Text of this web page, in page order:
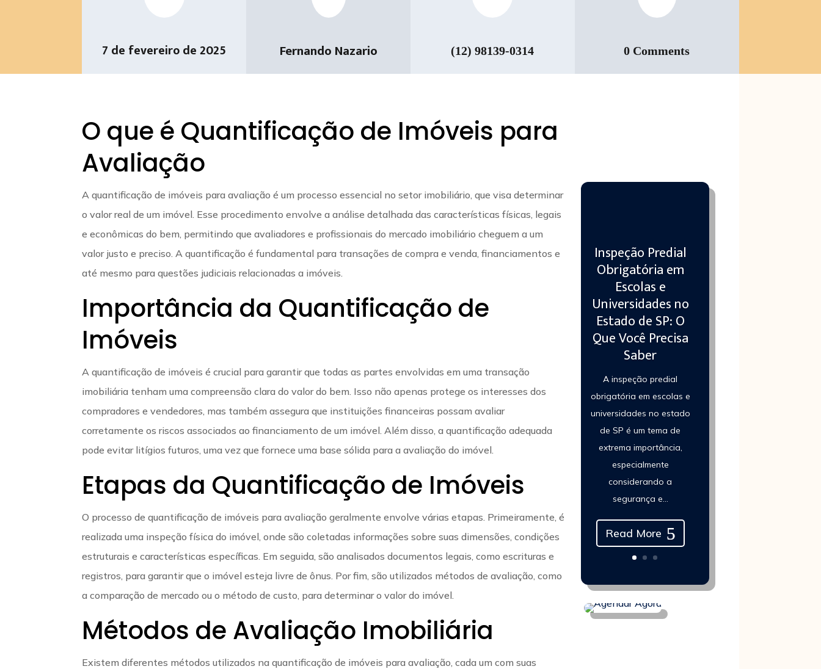
7 de fevereiro de 2025 Fernando Nazario (12) 98139-0314 0 Comments
O que é Quantificação de Imóveis para
Avaliação
A quantificação de imóveis para avaliação é um processo essencial no setor imobiliário, que visa determinar
o valor real de um imóvel. Esse procedimento envolve a análise detalhada das características físicas, legais
e econômicas do bem, permitindo que avaliadores e profissionais do mercado imobiliário cheguem a um
valor justo e preciso. A quantificação é fundamental para transações de compra e venda, financiamentos e
até mesmo para questões judiciais relacionadas a imóveis.
Importância da Quantificação de
Imóveis
A quantificação de imóveis é crucial para garantir que todas as partes envolvidas em uma transação
imobiliária tenham uma compreensão clara do valor do bem. Isso não apenas protege os interesses dos
compradores e vendedores, mas também assegura que instituições financeiras possam avaliar
corretamente os riscos associados ao financiamento de um imóvel. Além disso, a quantificação adequada
pode evitar litígios futuros, uma vez que fornece uma base sólida para a avaliação do imóvel.
Etapas da Quantificação de Imóveis
O processo de quantificação de imóveis para avaliação geralmente envolve várias etapas. Primeiramente, é
realizada uma inspeção física do imóvel, onde são coletadas informações sobre suas dimensões, condições
estruturais e características específicas. Em seguida, são analisados documentos legais, como escrituras e
registros, para garantir que o imóvel esteja livre de ônus. Por fim, são utilizados métodos de avaliação, como
a comparação de mercado ou o método de custo, para determinar o valor do imóvel.
Métodos de Avaliação Imobiliária
Existem diferentes métodos utilizados na quantificação de imóveis para avaliação, cada um com suas
Inspeção Predial
Obrigatória em
Escolas e
Universidades no
Estado de SP: O
Que Você Precisa
Saber
A inspeção predial
obrigatória em escolas e
universidades no estado
de SP é um tema de
extrema importância,
especialmente
considerando a
segurança e...
Read More